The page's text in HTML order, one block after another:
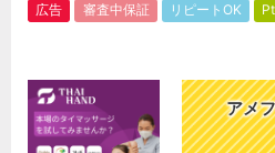
広告 審査中保証 リピートOK
アメ